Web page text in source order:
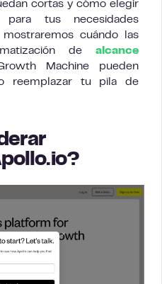
cortas y cómo elegir
para tus necesidades
cuándo las
de alcance
Machine pueden
reemplazar tu pila de